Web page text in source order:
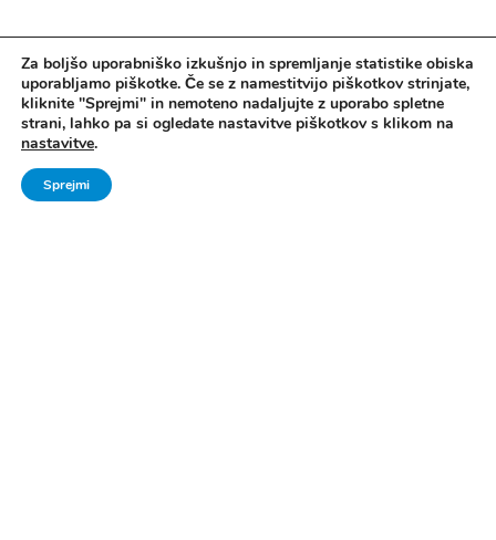
Za boljšo uporabniško izkušnjo in spremljanje statistike obiska
uporabljamo piškotke. Če se z namestitvijo piškotkov strinjate,
kliknite "Sprejmi" in nemoteno nadaljujte z uporabo spletne
strani, lahko pa si ogledate nastavitve piškotkov s klikom na
nastavitve.
Sprejmi